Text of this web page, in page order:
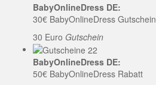
BabyOnlineDress DE:
30€ BabyOnlineDress Gutschein
30 Euro Gutschein
BabyOnlineDress DE:
50€ BabyOnlineDress Rabatt